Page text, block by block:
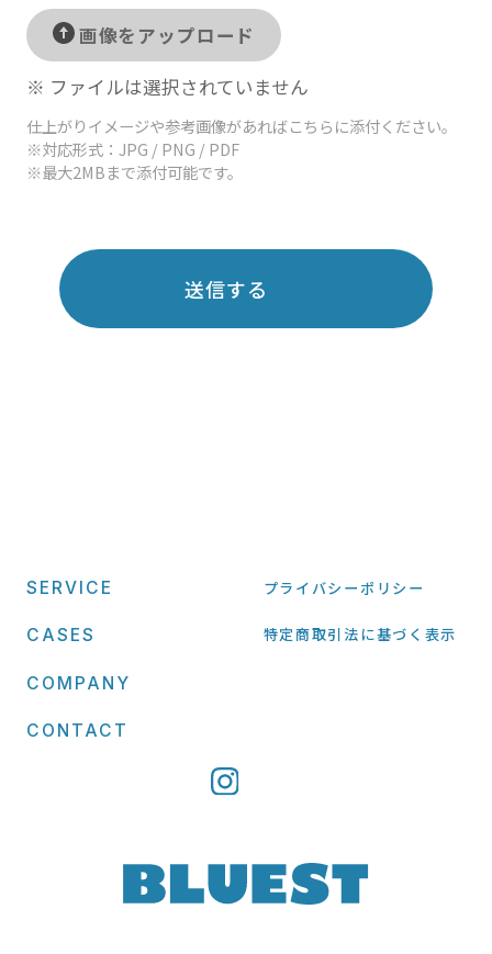
画像をアップロード
※ ファイルは選択されていません
仕上がりイメージや参考画像があればこちらに添付ください。
※対応形式：JPG / PNG / PDF
※最大2MBまで添付可能です。
SERVICE
CASES
COMPANY
CONTACT
プライバシーポリシー
特定商取引法に基づく表示